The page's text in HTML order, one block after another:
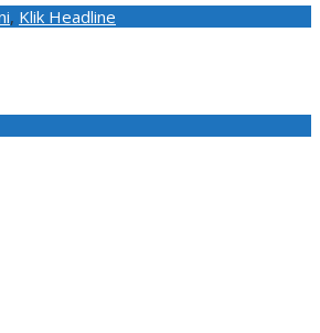
, Klik Headline